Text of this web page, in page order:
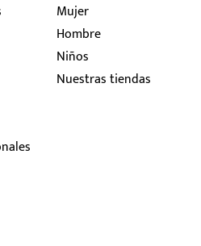
Mujer
Hombre
Niños
Nuestras tiendas